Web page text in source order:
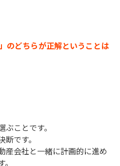
のどちらが正解ということは
ことです。
です。
産会社と一緒に計画的に進め